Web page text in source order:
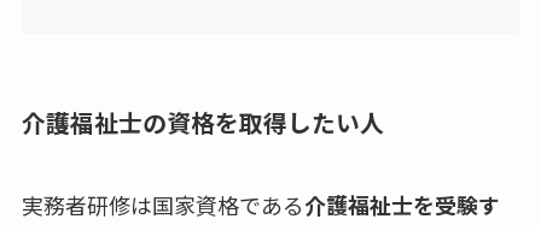
介護福祉士の資格を取得したい人
実務者研修は国家資格である介護福祉士を受験す